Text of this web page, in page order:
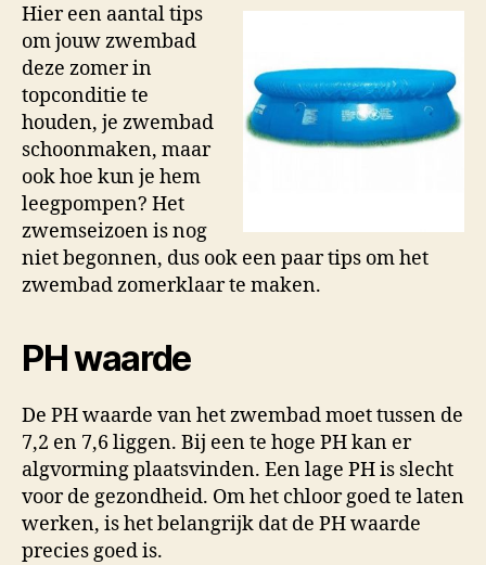
Hier een aantal tips
om jouw zwembad
deze zomer in
topconditie te
houden, je zwembad
schoonmaken, maar
ook hoe kun je hem
leegpompen? Het
zwemseizoen is nog
niet begonnen, dus ook een paar tips om het
zwembad zomerklaar te maken.
PH waarde
De PH waarde van het zwembad moet tussen de
7,2 en 7,6 liggen. Bij een te hoge PH kan er
algvorming plaatsvinden. Een lage PH is slecht
voor de gezondheid. Om het chloor goed te laten
werken, is het belangrijk dat de PH waarde
precies goed is.